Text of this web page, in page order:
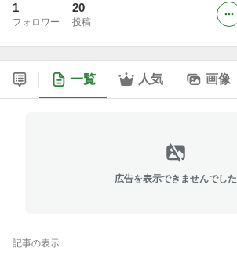
1
フォロワー
20
投稿
一覧 人気 画像
広告を表示できませんでした
記事の表示